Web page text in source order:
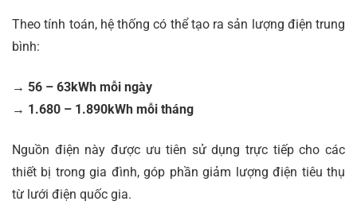
Theo tính toán, hệ thống có thể tạo ra sản lượng điện trung
bình:
→ 56 – 63kWh mỗi ngày
→ 1.680 – 1.890kWh mỗi tháng
Nguồn điện này được ưu tiên sử dụng trực tiếp cho các
thiết bị trong gia đình, góp phần giảm lượng điện tiêu thụ
từ lưới điện quốc gia.